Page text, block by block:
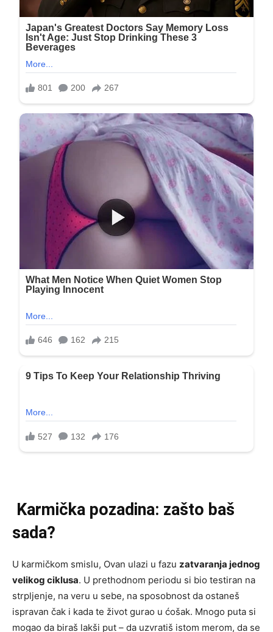
Karmička pozadina: zašto baš
sada?
U karmičkom smislu, Ovan ulazi u fazu zatvaranja jednog
velikog ciklusa. U prethodnom periodu si bio testiran na
strpljenje, na veru u sebe, na sposobnost da ostaneš
ispravan čak i kada te život gurao u ćošak. Mnogo puta si
mogao da biraš lakši put – da uzvratiš istom merom, da se